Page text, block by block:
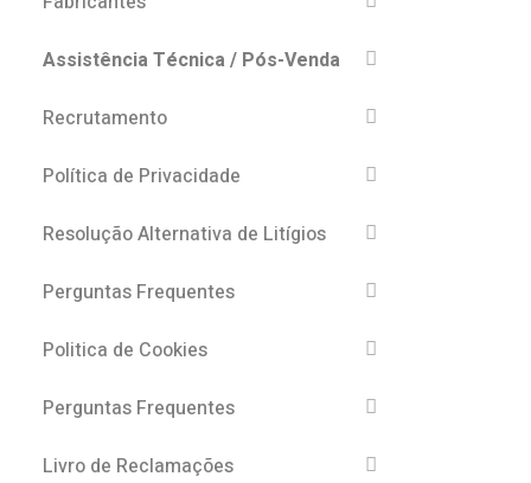
Assistência Técnica / Pós-Venda
Recrutamento
Política de Privacidade
Resolução Alternativa de Litígios
Perguntas Frequentes
Politica de Cookies
Perguntas Frequentes
Livro de Reclamações